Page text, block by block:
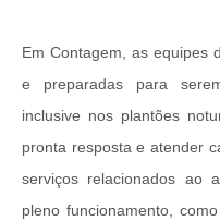
Em Contagem, as equipes
e preparadas para
inclusive nos plantões
pronta resposta e atender
serviços relacionados ao
pleno funcionamento,